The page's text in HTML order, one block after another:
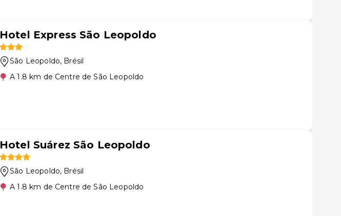
Hotel Express São Leopoldo
São Leopoldo, Brésil
A 1.8 km de Centre de São Leopoldo
Hotel Suárez São Leopoldo
São Leopoldo, Brésil
A 1.8 km de Centre de São Leopoldo